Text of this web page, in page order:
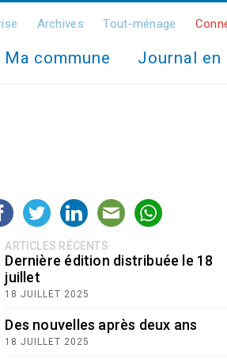
Archives Tout-ménage
Ma commune Journal en
ARTICLES RÉCENTS
Dernière édition distribuée le 18
juillet
18 JUILLET 2025
Des nouvelles après deux ans
18 JUILLET 2025